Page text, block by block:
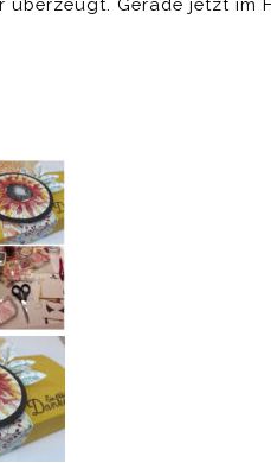
überzeugt. Gerade jetzt im